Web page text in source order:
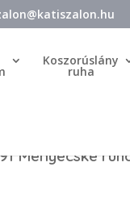
Koszorúslány
ruha
Menyecske